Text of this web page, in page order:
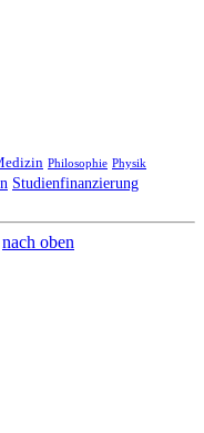
Philosophie Physik
Studienfinanzierung
nach oben